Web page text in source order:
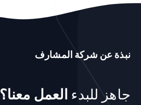
نبذة عن شركة المشارف
جاهز للبدء العمل معنا؟